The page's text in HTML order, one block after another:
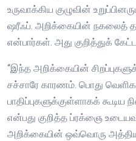
உருவாக்கிய குழுவின்
ஷரீஃப். அறிக்கையின் நகலைத்
என்பார்கள். அது குறித்துக்
“இந்த அறிக்கையின்
சச்சாரே காரணம். பொது
பாதிப்புகளுக்குள்ளாகக்
என்பது குறித்த ப்ரக்ஞை
அறிக்கையின் ஒவ்வொரு